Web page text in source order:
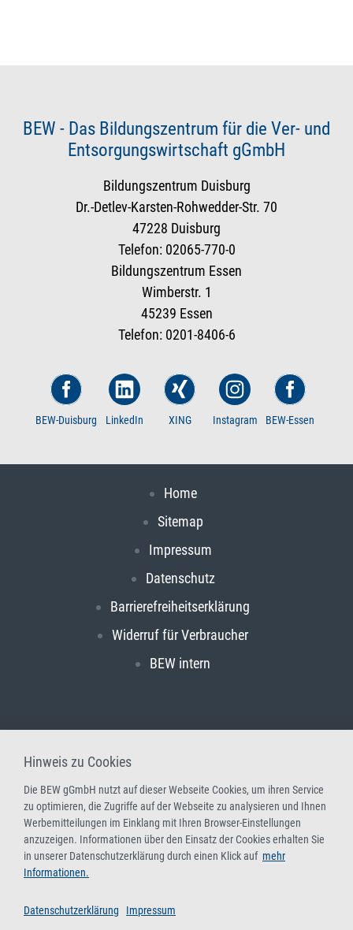
BEW - Das Bildungszentrum für die Ver- und
Entsorgungswirtschaft gGmbH
Bildungszentrum Duisburg
Dr.-Detlev-Karsten-Rohwedder-Str. 70
47228 Duisburg
Telefon: 02065-770-0
Bildungszentrum Essen
Wimberstr. 1
45239 Essen
Telefon: 0201-8406-6
BEW-Duisburg LinkedIn XING Instagram BEW-Essen
Home
Sitemap
Impressum
Datenschutz
Barrierefreiheitserklärung
Widerruf für Verbraucher
BEW intern
Hinweis zu Cookies
Die BEW gGmbH nutzt auf dieser Webseite Cookies, um ihren Service
zu optimieren, die Zugriffe auf der Webseite zu analysieren und Ihnen
Werbemitteilungen im Einklang mit Ihren Browser-Einstellungen
anzuzeigen. Informationen über den Einsatz der Cookies erhalten Sie
in unserer Datenschutzerklärung durch einen Klick auf mehr
Informationen.
Datenschutzerklärung Impressum